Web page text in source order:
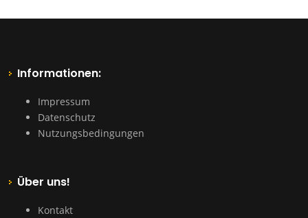
Informationen:
Impressum
Datenschutz
Nutzungsbedingungen
Über uns!
Kontakt